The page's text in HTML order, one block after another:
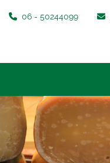
 06 - 50244099 